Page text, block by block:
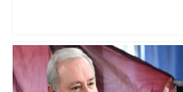
Après la fusion avec la liste PS
Toulouse, le candidat LFI salue "une
dynamique qui nous oblige à la